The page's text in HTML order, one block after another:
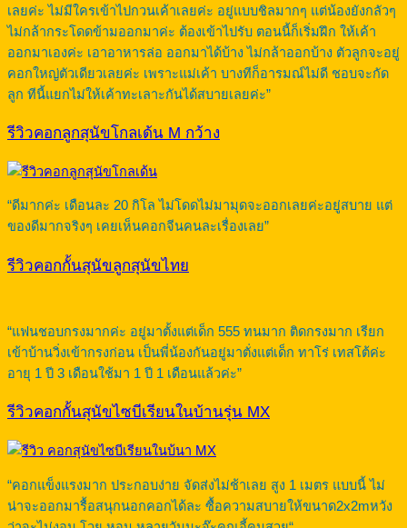
เลยค่ะ ไม่มีใครเข้าไปกวนเค้าเลยค่ะ อยู่แบบชิลมากๆ แต่น้องยังกลัวๆ
ไม่กล้ากระโดดข้ามออกมาค่ะ ต้องเข้าไปรับ ตอนนี้ก็เริ่มฝึก ให้เค้า
ออกมาเองค่ะ เอาอาหารล่อ ออกมาได้บ้าง ไม่กล้าออกบ้าง ตัวลูกจะอยู่
คอกใหญ่ตัวเดียวเลยค่ะ เพราะแม่เค้า บางทีก็อารมณ์ไม่ดี ชอบจะกัด
ลูก ทีนี้แยกไม่ให้เค้าทะเลาะกันได้สบายเลยค่ะ”
รีวิวคอกลูกสุนัขโกลเด้น M กว้าง
“ดีมากค่ะ เดือนละ 20 กิโล ไม่โดดไม่มามุดจะออกเลยค่ะอยู่สบาย แต่
ของดีมากจริงๆ เคยเห็นคอกจีนคนละเรื่องเลย”
รีวิวคอกกั้นสุนัขลูกสุนัขไทย
“แฟนชอบกรงมากค่ะ อยู่มาตั้งแต่เด็ก 555 ทนมาก ติดกรงมาก เรียก
เข้าบ้านวิ่งเข้ากรงก่อน เป็นพี่น้องกันอยู่มาตั่งแต่เด็ก ทาโร่ เทสโต้ค่ะ
อายุ 1 ปี 3 เดือนใช้มา 1 ปี 1 เดือนแล้วค่ะ”
รีวิวคอกกั้นสุนัขไซบีเรียนในบ้านรุ่น MX
“คอกแข็งแรงมาก ประกอบง่าย จัดส่งไม่ช้าเลย สูง 1 เมตร แบบนี้ ไม่
น่าจะออกมารื้อสนุกนอกคอกได้ละ ซื้อความสบายให้ขนาด2x2mหวัง